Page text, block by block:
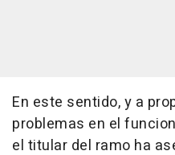
En este sentido, y a
problemas en el
el titular del ramo ha